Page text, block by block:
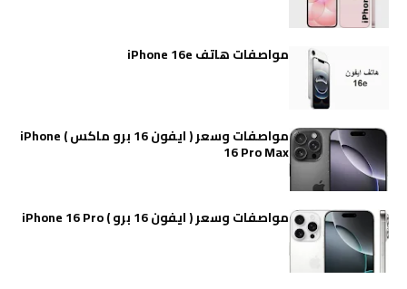
مواصفات هاتف iPhone 16e
مواصفات وسعر ( ايفون 16 برو ماكس ) iPhone
16 Pro Max
مواصفات وسعر ( ايفون 16 برو ) iPhone 16 Pro